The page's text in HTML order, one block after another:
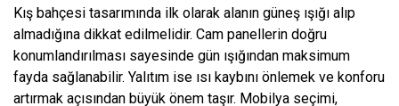
Kış bahçesi tasarımında ilk olarak alanın güneş ışığı alıp
almadığına dikkat edilmelidir. Cam panellerin doğru
konumlandırılması sayesinde gün ışığından maksimum
fayda sağlanabilir. Yalıtım ise ısı kaybını önlemek ve konforu
artırmak açısından büyük önem taşır. Mobilya seçimi,